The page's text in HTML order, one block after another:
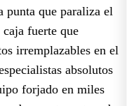
punta que paraliza el
fuerte que
irremplazables en el
absolutos
forjado en miles